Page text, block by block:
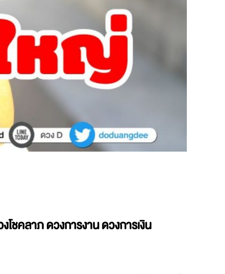
ชคลาภ ดวงการงาน ดวงการเงิน